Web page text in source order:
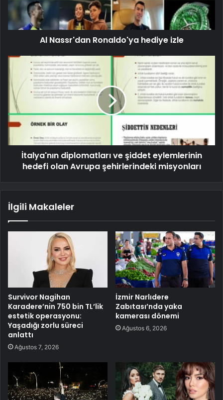
Al Nassr'dan Ronaldo'ya hediye izle
İtalya'nın diplomatları ve şiddet eylemlerinin
hedefi olan Avrupa şehirlerindeki misyonları
İlgili Makaleler
Survivor Nagihan
Karadere’nin 750 bin TL’lik
estetik operasyonu:
Yaşadığı zorlu süreci
anlattı
Ağustos 7, 2026
İzmir Narlıdere
Zabıtası’nda yaka
kamerası dönemi
Ağustos 6, 2026